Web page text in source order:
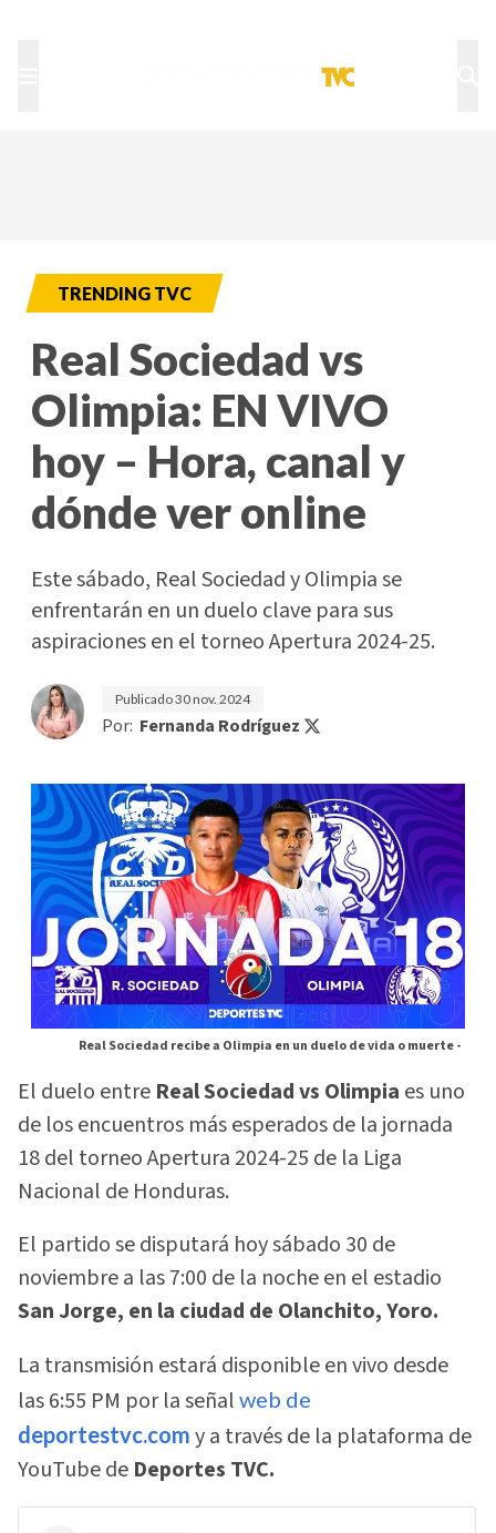
TRENDING TVC
Real Sociedad vs
Olimpia: EN VIVO
hoy – Hora, canal y
dónde ver online
Este sábado, Real Sociedad y Olimpia se
enfrentarán en un duelo clave para sus
aspiraciones en el torneo Apertura 2024-25.
Publicado30 nov. 2024
Por: Fernanda Rodríguez
Real Sociedad recibe a Olimpia en un duelo de vida o muerte -
El duelo entre Real Sociedad vs Olimpia es uno
de los encuentros más esperados de la jornada
18 del torneo Apertura 2024-25 de la Liga
Nacional de Honduras.
El partido se disputará hoy sábado 30 de
noviembre a las 7:00 de la noche en el estadio
San Jorge, en la ciudad de Olanchito, Yoro.
La transmisión estará disponible en vivo desde
las 6:55 PM por la señal web de
deportestvc.com y a través de la plataforma de
YouTube de Deportes TVC.